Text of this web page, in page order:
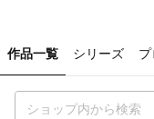
作品一覧 シリーズ